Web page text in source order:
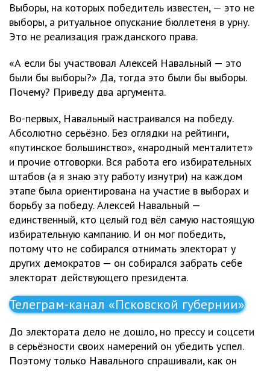
Выборы, на которых победитель известен, — это не
выборы, а ритуальное опускание бюллетеня в урну.
Это не реализация гражданского права.
«А если бы участвовал Алексей Навальный — это
были бы выборы?» Да, тогда это были бы выборы.
Почему? Приведу два аргумента.
Во-первых, Навальный настраивался на победу.
Абсолютно серьёзно. Без оглядки на рейтинги,
«путинское большинство», «народный менталитет»
и прочие отговорки. Вся работа его избирательных
штабов (а я знаю эту работу изнутри) на каждом
этапе была ориентирована на участие в выборах и
борьбу за победу. Алексей Навальный —
единственный, кто целый год вёл самую настоящую
избирательную кампанию. И он мог победить,
потому что не собирался отнимать электорат у
других демократов — он собирался забрать себе
электорат действующего президента.
Телеграм-канал «Псковской губернии»
До электората дело не дошло, но прессу и соцсети
в серьёзности своих намерений он убедить успел.
Поэтому только Навального спрашивали, как он